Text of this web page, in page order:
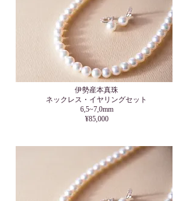
伊勢産本真珠
ネックレス・イヤリングセット
6,5~7,0mm
¥85,000